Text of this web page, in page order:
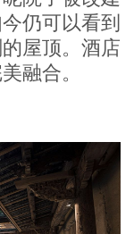
仍可以看到
屋顶。酒店
融合。